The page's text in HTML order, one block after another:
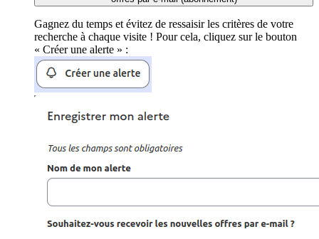
Gagnez du temps et évitez de ressaisir les critères de votre
recherche à chaque visite ! Pour cela, cliquez sur le bouton
« Créer une alerte » :